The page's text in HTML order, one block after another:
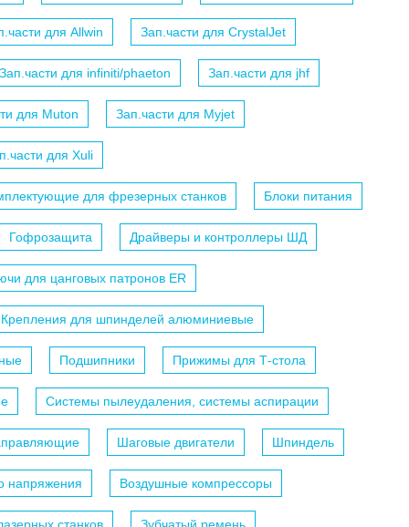
для Allwin Зап.части для CrystalJet
Зап.части для infiniti/phaeton Зап.части для jhf
для Muton Зап.части для Myjet
для Xuli
для фрезерных станков Блоки питания
Гофрозащита Драйверы и контроллеры ШД
для цанговых патронов ER
Крепления для шпинделей алюминиевые
Подшипники Прижимы для Т-стола
Системы пылеудаления, системы аспирации
Шаговые двигатели Шпиндель
напряжения Воздушные компрессоры